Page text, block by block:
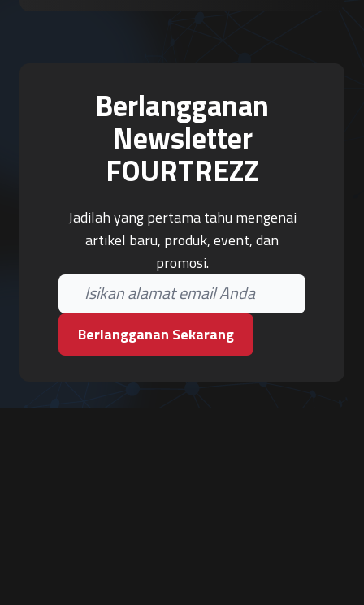
Berlangganan
Newsletter
FOURTREZZ
Jadilah yang pertama tahu mengenai
artikel baru, produk, event, dan
promosi.
Berlangganan Sekarang